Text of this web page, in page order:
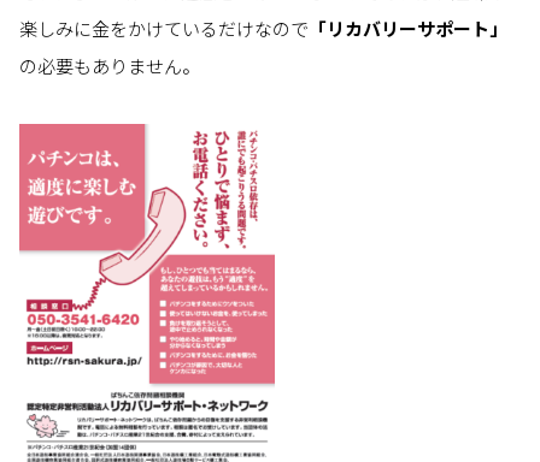
楽しみに金をかけているだけなので 「リカバリーサポート」
の必要もありません。